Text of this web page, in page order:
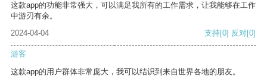
这款app的功能非常强大，可以满足我所有的工作需求，让我能够在工作
中游刃有余。
2024-04-04
支持[0] 反对[0]
游客
这款app的用户群体非常庞大，我可以结识到来自世界各地的朋友。